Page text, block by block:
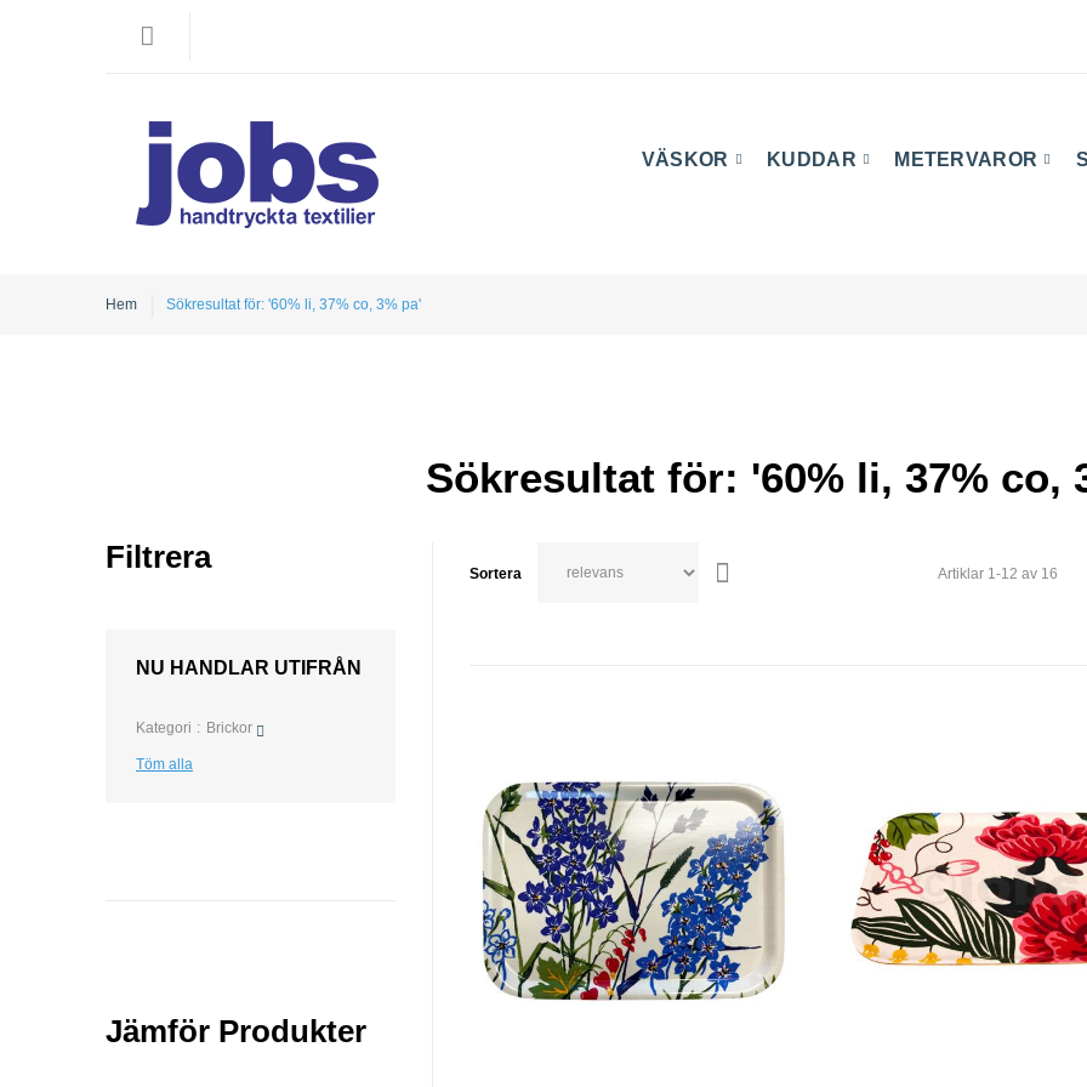
VÄSKOR KUDDAR METERVAROR
Hem Sökresultat för: '60% li, 37% co, 3% pa'
Sökresultat för: '60% li, 37% co,
Sortera Artiklar 1-12 av 16
Filtrera
NU HANDLAR UTIFRÅN
Kategori Brickor
Töm alla
Jämför Produkter